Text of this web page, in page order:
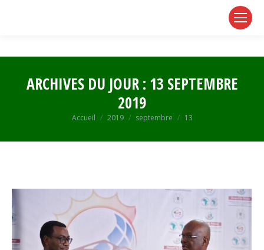
ARCHIVES DU JOUR : 13 SEPTEMBRE
2019
Vous êtes ici :
Accueil 2019 septembre 13